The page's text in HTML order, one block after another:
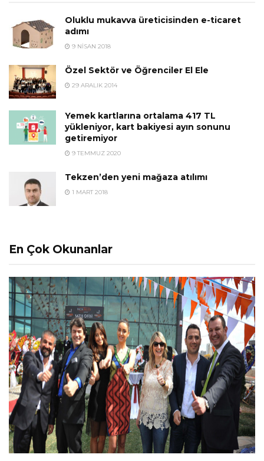
Oluklu mukavva üreticisinden e-ticaret
adımı
9 NISAN 2018
Özel Sektör ve Öğrenciler El Ele
29 ARALIK 2014
Yemek kartlarına ortalama 417 TL
yükleniyor, kart bakiyesi ayın sonunu
getiremiyor
9 TEMMUZ 2020
Tekzen’den yeni mağaza atılımı
1 MART 2018
En Çok Okunanlar